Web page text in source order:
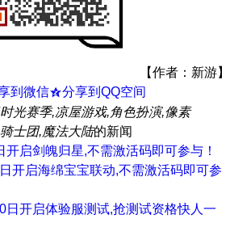
【作者：新游】
到微信z分享到QQ空间
光赛季,凉屋游戏,角色扮演,像素
士团,魔法大陆的新闻
开启剑魄归星,不需激活码即可参与！
开启海绵宝宝联动,不需激活码即可参
日开启体验服测试,抢测试资格快人一